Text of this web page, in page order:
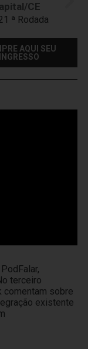
CE
ª Rodada
AQUI SEU
INGRESSO
terceiro
comentam sobre
existente